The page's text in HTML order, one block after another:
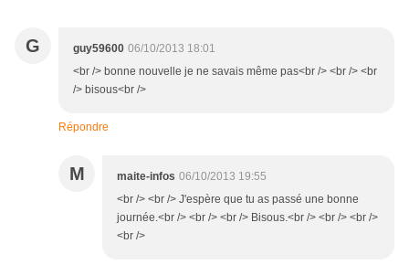
G guy59600 06/10/2013 18:01
<br /> bonne nouvelle je ne savais même pas<br /> <br /> <br
/> bisous<br />
Répondre
M maite-infos 06/10/2013 19:55
<br /> <br /> J'espère que tu as passé une bonne
journée.<br /> <br /> <br /> Bisous.<br /> <br /> <br />
<br />